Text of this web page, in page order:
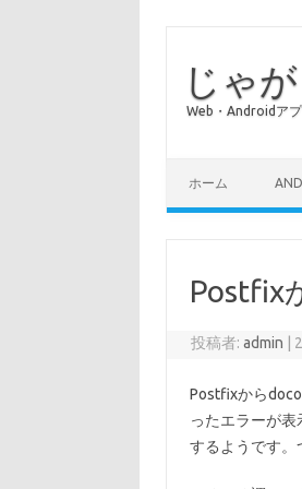
じゃが
Web・Androidア
ホーム
Postfix
投稿者:admin
Postfixから
ったエラーが
するようです。